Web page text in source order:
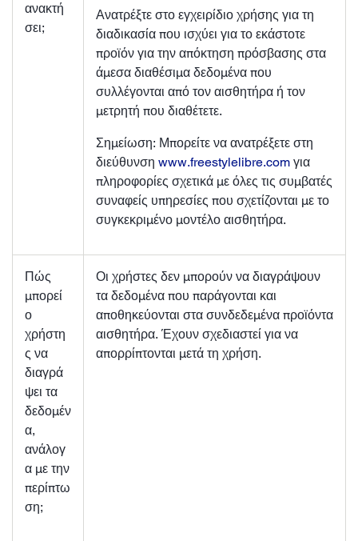
ανακτή
σει;
Ανατρέξτε στο εγχειρίδιο χρήσης για τη
διαδικασία που ισχύει για το εκάστοτε
προϊόν για την απόκτηση πρόσβασης στα
άμεσα διαθέσιμα δεδομένα που
συλλέγονται από τον αισθητήρα ή τον
μετρητή που διαθέτετε.
Σημείωση: Μπορείτε να ανατρέξετε στη
διεύθυνση www.freestylelibre.com για
πληροφορίες σχετικά με όλες τις συμβατές
συναφείς υπηρεσίες που σχετίζονται με το
συγκεκριμένο μοντέλο αισθητήρα.
Πώς
μπορεί
ο
χρήστη
ς να
διαγρά
ψει τα
δεδομέν
α,
ανάλογ
α με την
περίπτω
ση;
Οι χρήστες δεν μπορούν να διαγράψουν
τα δεδομένα που παράγονται και
αποθηκεύονται στα συνδεδεμένα προϊόντα
αισθητήρα. Έχουν σχεδιαστεί για να
απορρίπτονται μετά τη χρήση.